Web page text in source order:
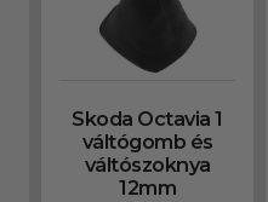
Skoda Octavia 1
váltógomb és
váltószoknya
12mm